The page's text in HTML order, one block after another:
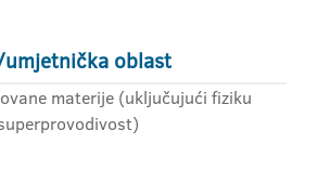
oblast
materije (uključujući fiziku